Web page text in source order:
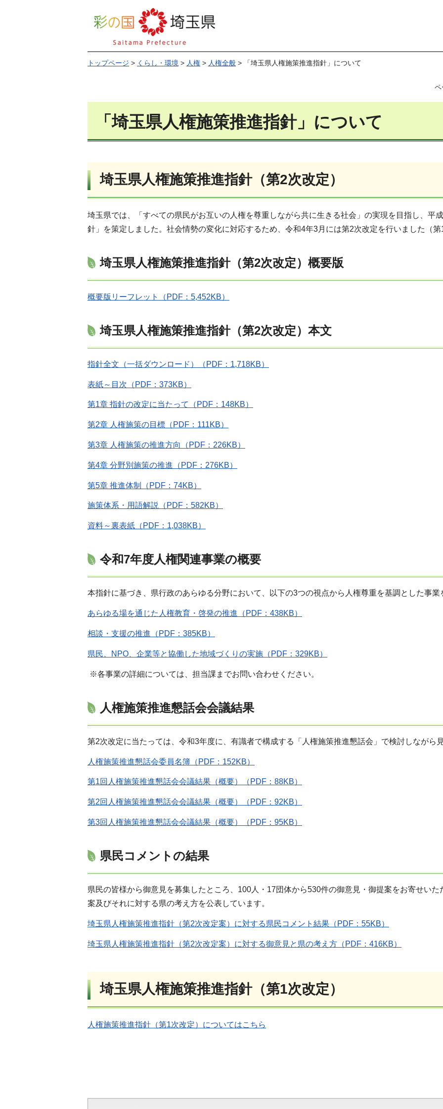
トップページ > くらし・環境 > 人権 > 人権全般 > 「埼玉県人権施策推進指針」について
ペ
「埼玉県人権施策推進指針」について
埼玉県人権施策推進指針（第2次改定）
埼玉県では、「すべての県民がお互いの人権を尊重しながら共に生きる社会」の実現を目指し、平
針」を策定しました。社会情勢の変化に対応するため、令和4年3月には第2次改定を行いました（第
埼玉県人権施策推進指針（第2次改定）概要版
概要版リーフレット（PDF：5,452KB）
埼玉県人権施策推進指針（第2次改定）本文
指針全文（一括ダウンロード）（PDF：1,718KB）
表紙～目次（PDF：373KB）
第1章 指針の改定に当たって（PDF：148KB）
第2章 人権施策の目標（PDF：111KB）
第3章 人権施策の推進方向（PDF：226KB）
第4章 分野別施策の推進（PDF：276KB）
第5章 推進体制（PDF：74KB）
施策体系・用語解説（PDF：582KB）
資料～裏表紙（PDF：1,038KB）
令和7年度人権関連事業の概要
本指針に基づき、県行政のあらゆる分野において、以下の3つの視点から人権尊重を基調とした事業
あらゆる場を通じた人権教育・啓発の推進（PDF：438KB）
相談・支援の推進（PDF：385KB）
県民、NPO、企業等と協働した地域づくりの実施（PDF：329KB）
※各事業の詳細については、担当課までお問い合わせください。
人権施策推進懇話会会議結果
第2次改定に当たっては、令和3年度に、有識者で構成する「人権施策推進懇話会」で検討しながら
人権施策推進懇話会委員名簿（PDF：152KB）
第1回人権施策推進懇話会会議結果（概要）（PDF：88KB）
第2回人権施策推進懇話会会議結果（概要）（PDF：92KB）
第3回人権施策推進懇話会会議結果（概要）（PDF：95KB）
県民コメントの結果
県民の皆様から御意見を募集したところ、100人・17団体から530件の御意見・御提案をお寄せい
案及びそれに対する県の考え方を公表しています。
埼玉県人権施策推進指針（第2次改定案）に対する県民コメント結果（PDF：55KB）
埼玉県人権施策推進指針（第2次改定案）に対する御意見と県の考え方（PDF：416KB）
埼玉県人権施策推進指針（第1次改定）
人権施策推進指針（第1次改定）についてはこちら